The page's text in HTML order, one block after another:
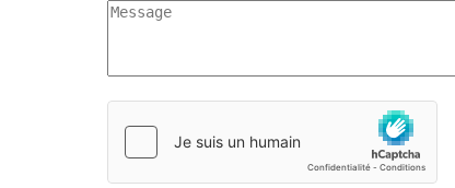
laisser
vide.